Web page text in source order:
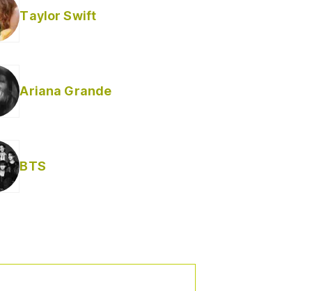
[explícita]
Taylor Swift
Ariana Grande
BTS